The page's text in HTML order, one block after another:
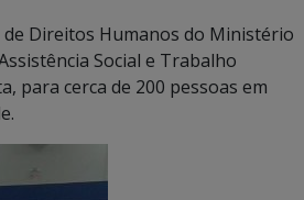
de Direitos Humanos do Ministério
Social e Trabalho
para cerca de 200 pessoas em